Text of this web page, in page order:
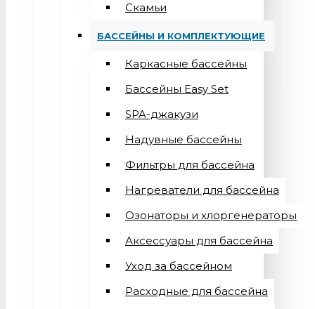
Скамьи
БАССЕЙНЫ И КОМПЛЕКТУЮЩИЕ
Каркасные бассейны
Бассейны Easy Set
SPA-джакузи
Надувные бассейны
Фильтры для бассейна
Нагреватели для бассейна
Озонаторы и хлоргенераторы
Аксессуары для бассейна
Уход за бассейном
Расходные для бассейна